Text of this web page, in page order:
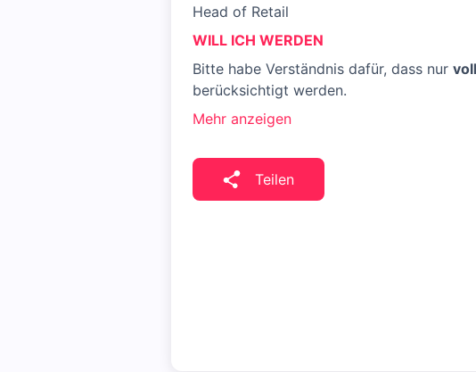
Head of Retail
WILL ICH WERDEN
Bitte habe Verständnis dafür, dass nur
berücksichtigt werden.
Mehr anzeigen
Teilen